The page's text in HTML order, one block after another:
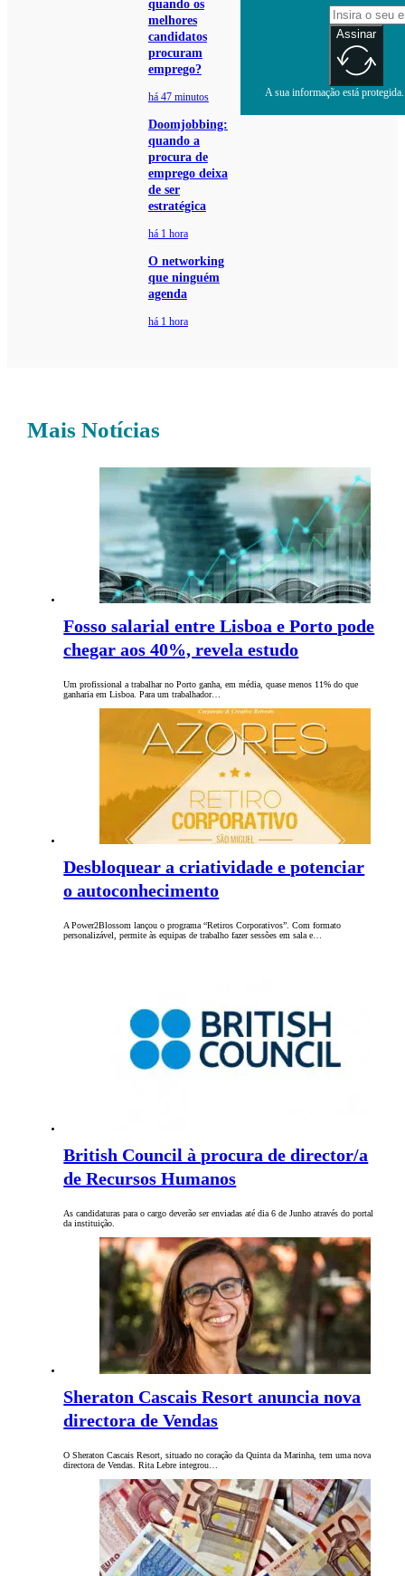
quando os
melhores
candidatos
procuram
emprego?
há 47 minutos
Doomjobbing:
quando a
procura de
emprego deixa
de ser
estratégica
há 1 hora
O networking
que ninguém
agenda
há 1 hora
Assinar
A sua informação está
Mais Notícias
Fosso salarial entre Lisboa e Porto pode
chegar aos 40%, revela estudo
Um profissional a trabalhar no Porto ganha, em média, quase menos 11% do que
ganharia em Lisboa. Para um trabalhador…
Desbloquear a criatividade e potenciar
o autoconhecimento
A Power2Blossom lançou o programa “Retiros Corporativos”. Com formato
personalizável, permite às equipas de trabalho fazer sessões em sala e…
British Council à procura de director/a
de Recursos Humanos
As candidaturas para o cargo deverão ser enviadas até dia 6 de Junho através do portal
da instituição.
Sheraton Cascais Resort anuncia nova
directora de Vendas
O Sheraton Cascais Resort, situado no coração da Quinta da Marinha, tem uma nova
directora de Vendas. Rita Lebre integrou…